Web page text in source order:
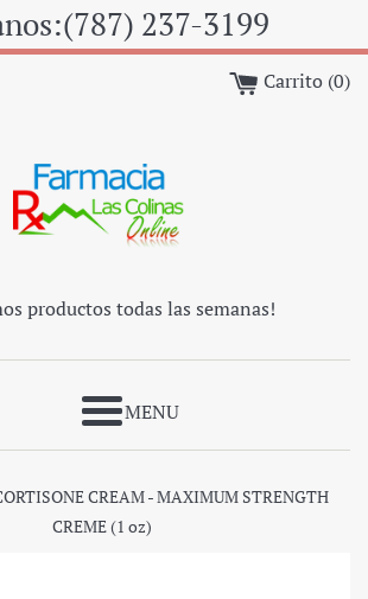
237-3199
Carrito (0)
productos todas las semanas!
CREAM - MAXIMUM STRENGTH
CREME (1 oz)